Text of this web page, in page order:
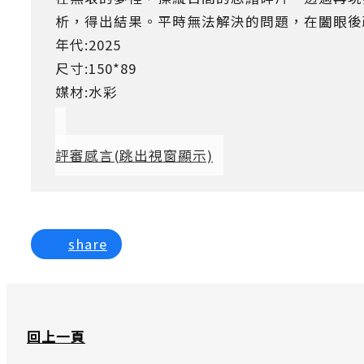
析，得出結果。平時無法解決的問題，在闔眼
年代:2025
尺寸:150*89
媒材:水彩
評審感言(跳出視窗顯示)
share
回上一頁